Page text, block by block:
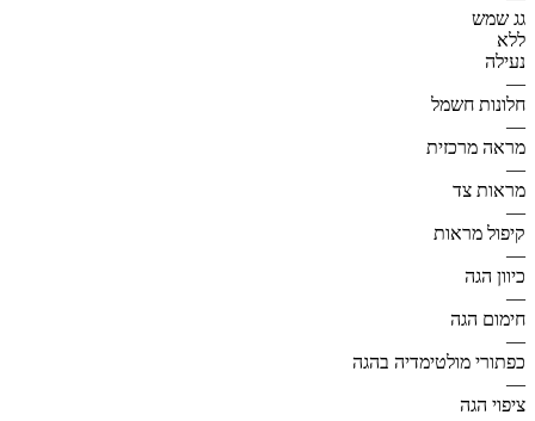
גג שמש
ללא
נעילה
—
חלונות חשמל
—
מראה מרכזית
—
מראות צד
—
קיפול מראות
—
כיוון הגה
—
חימום הגה
—
כפתורי מולטימדיה בהגה
—
ציפוי הגה